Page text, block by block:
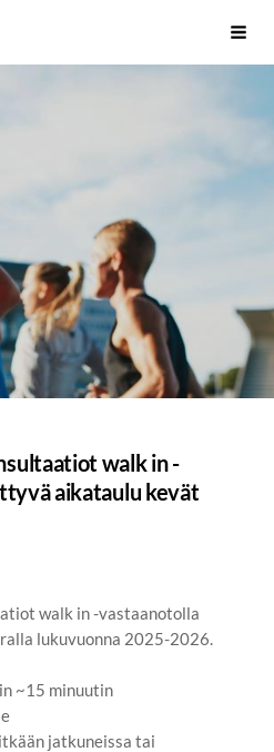
ry
walk in -
aikataulu kevät
walk in -vastaanotolla
lukuvuonna 2025-2026.
~15 minuutin
jatkuneissa tai